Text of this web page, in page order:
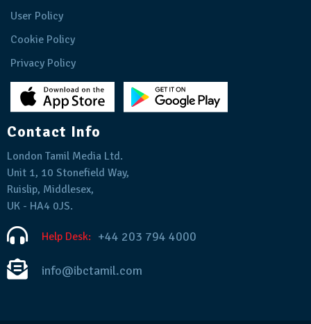
User Policy
Cookie Policy
Privacy Policy
Contact Info
London Tamil Media Ltd.
Unit 1, 10 Stonefield Way,
Ruislip, Middlesex,
UK - HA4 0JS.
Help Desk: +44 203 794 4000
info@ibctamil.com